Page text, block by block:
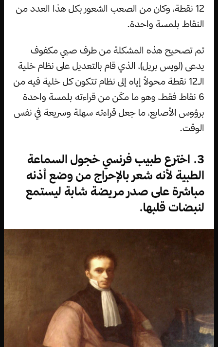
12 نقطة، وكان من الصعب الشعور بكل هذا العدد من
النقاط بلمسة واحدة.
تم تصحيح هذه المشكلة من طرف صبي مكفوف
يدعى (لويس بريل)، الذي قام بالتعديل على نظام خلية
الـ12 نقطة محولاً إياه إلى نظام تتكون كل خلية فيه من
6 نقاط فقط، وهو ما مكّن من قراءته بلمسة واحدة
برؤوس الأصابع، ما جعل قراءته سهلة وسريعة في نفس
الوقت.
3. اخترع طبيب فرنسي خجول السماعة
الطبية لأنه شعر بالإحراج من وضع أذنه
مباشرة على صدر مريضة شابة ليستمع
لنبضات قلبها.